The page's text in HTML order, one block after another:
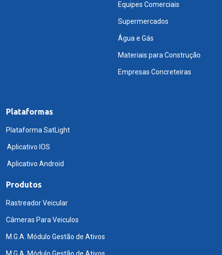
Equipes Comerciais
Supermercados
Água e Gás
Materiais para Construção
Empresas Concreteiras
Plataformas
Plataforma SatLight
Aplicativo IOS
Aplicativo Android
Produtos
Rastreador Veicular
Câmeras Para Veiculos
M.G.A. Módulo Gestão de Ativos